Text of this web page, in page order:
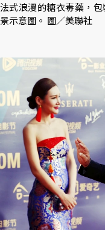
法式浪漫的糖衣毒藥，
景示意圖。 圖／美聯社